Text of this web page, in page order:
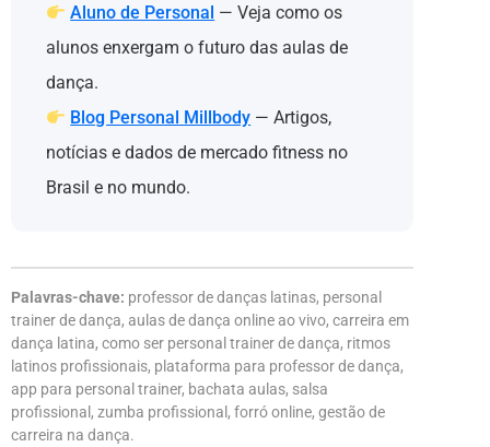
Aluno de Personal — Veja como os
alunos enxergam o futuro das aulas de
dança.
Blog Personal Millbody — Artigos,
notícias e dados de mercado fitness no
Brasil e no mundo.
Palavras-chave: professor de danças latinas, personal
trainer de dança, aulas de dança online ao vivo, carreira em
dança latina, como ser personal trainer de dança, ritmos
latinos profissionais, plataforma para professor de dança,
app para personal trainer, bachata aulas, salsa
profissional, zumba profissional, forró online, gestão de
carreira na dança.